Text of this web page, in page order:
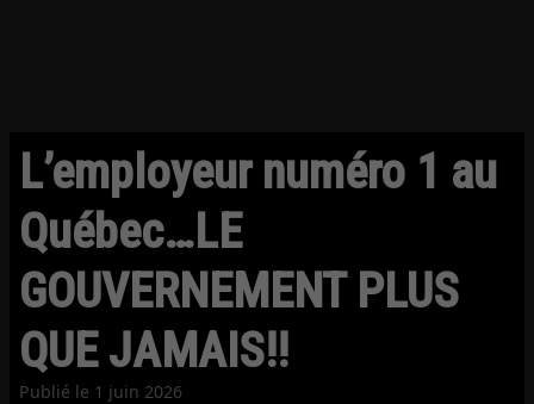
L’employeur numéro 1 au
Québec…LE
GOUVERNEMENT PLUS
QUE JAMAIS!!
Publié le 1 juin 2026